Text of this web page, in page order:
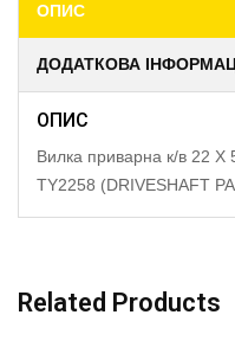
ОПИС
ДОДАТКОВА
ОПИС
Вилка приварна к/в 22
TY2258 (DRIVESHAFT
Related Products